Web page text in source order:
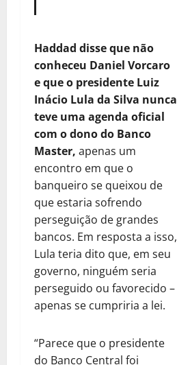
Haddad disse que não
conheceu Daniel Vorcaro
e que o presidente Luiz
Inácio Lula da Silva nunca
teve uma agenda oficial
com o dono do Banco
Master, apenas um
encontro em que o
banqueiro se queixou de
que estaria sofrendo
perseguição de grandes
bancos. Em resposta a isso,
Lula teria dito que, em seu
governo, ninguém seria
perseguido ou favorecido –
apenas se cumpriria a lei.
“Parece que o presidente
do Banco Central foi